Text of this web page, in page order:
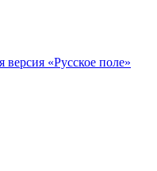
«Русское поле»